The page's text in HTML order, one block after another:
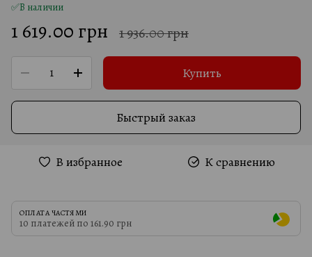
✅В наличии
1 619.00 грн 1 936.00 грн
Купить
Быстрый заказ
В избранное К сравнению
ОПЛАТА ЧАСТЯМИ
10 платежей по 161.90 грн